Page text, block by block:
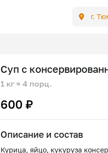
г.
Суп с
1 кг ≈ 4 порц.
600 ₽
Описание и состав